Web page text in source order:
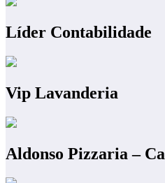
Líder Contabilidade
Vip Lavanderia
Aldonso Pizzaria –